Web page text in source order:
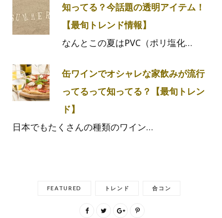
知ってる？今話題の透明アイテム！
【最旬トレンド情報】
なんとこの夏はPVC（ポリ塩化…
缶ワインでオシャレな家飲みが流行
ってるって知ってる？【最旬トレン
ド】
日本でもたくさんの種類のワイン…
FEATURED トレンド 合コン